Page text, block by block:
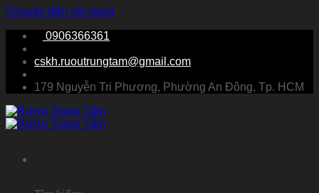
Chuyển đến nội dung
0906366361
cskh.ruoutrungtam@gmail.com
179 Nguyễn Tri Phương, Phường An Đông, Tp. HCM